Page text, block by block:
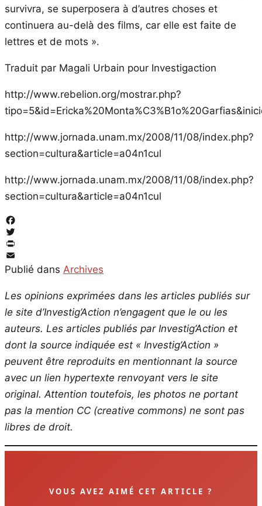
survivra, se superposera à d’autres choses et
continuera au-delà des films, car elle est faite de
lettres et de mots ».
Traduit par Magali Urbain pour Investigaction
http://www.rebelion.org/mostrar.php?
http://www.jornada.unam.mx/2008/11/08/index.php?
section=cultura&article=a04n1cul
http://www.jornada.unam.mx/2008/11/08/index.php?
section=cultura&article=a04n1cul
Facebook
Twitter
PrintFriendly
Email
Publié dans Archives
Les opinions exprimées dans les articles publiés sur
le site d’Investig’Action n’engagent que le ou les
auteurs. Les articles publiés par Investig’Action et
dont la source indiquée est « Investig’Action »
peuvent être reproduits en mentionnant la source
avec un lien hypertexte renvoyant vers le site
original. Attention toutefois, les photos ne portant
pas la mention CC (creative commons) ne sont pas
libres de droit.
VOUS AVEZ AIMÉ CET ARTICLE ?